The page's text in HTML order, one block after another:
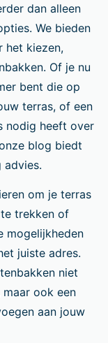
dan alleen
We bieden
het kiezen,
Of je nu
bent die op
terras, of een
nodig heeft over
blog biedt
advies.
om je terras
trekken of
mogelijkheden
juiste adres.
niet
ook een
aan jouw